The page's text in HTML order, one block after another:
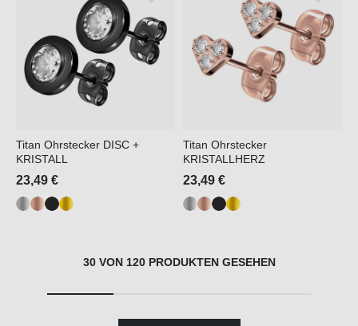
Titan Ohrstecker DISC +
KRISTALL
23,49 €
Titan Ohrstecker
KRISTALLHERZ
23,49 €
30 VON 120 PRODUKTEN GESEHEN